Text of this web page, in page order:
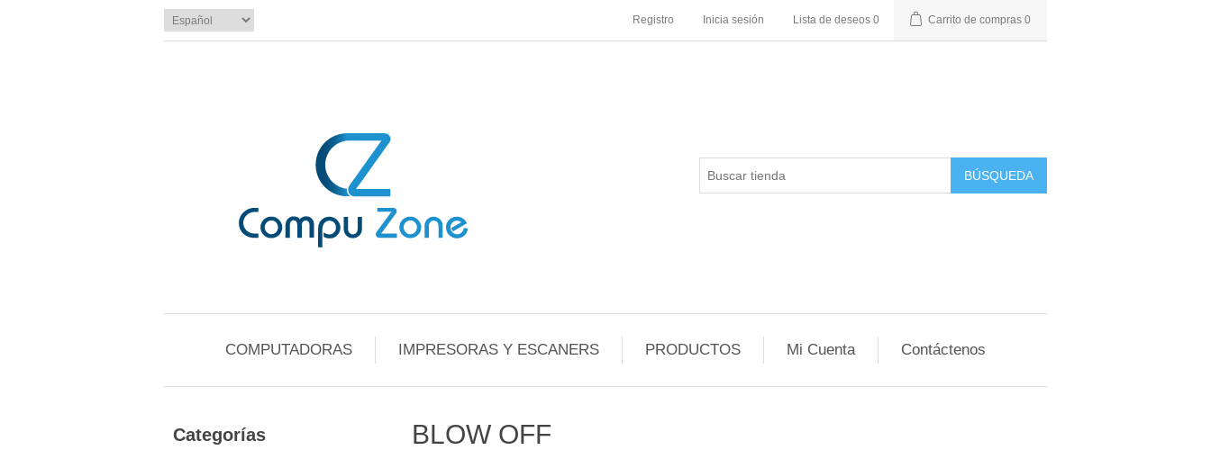
Registro Inicia sesión Lista de deseos 0 Carrito de compras 0
BÚSQUEDA
COMPUTADORAS IMPRESORAS Y ESCANERS PRODUCTOS Mi Cuenta Contáctenos
Categorías BLOW OFF